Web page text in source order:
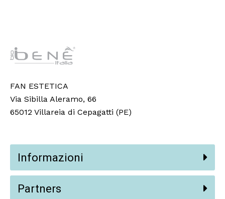
FAN ESTETICA
Via Sibilla Aleramo, 66
65012 Villareia di Cepagatti (PE)
Informazioni
Partners